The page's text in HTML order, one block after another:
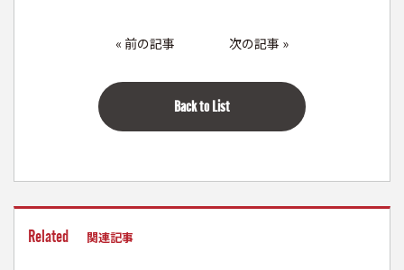
« 前の記事 次の記事 »
Back to List
Related 関連記事